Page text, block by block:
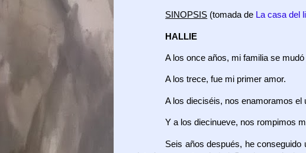
SINOPSIS (tomada de La casa del
HALLIE
A los once años, mi familia se
A los trece, fue mi primer amor.
A los dieciséis, nos enamoramos el
Y a los diecinueve, nos rompimos
Seis años después, he